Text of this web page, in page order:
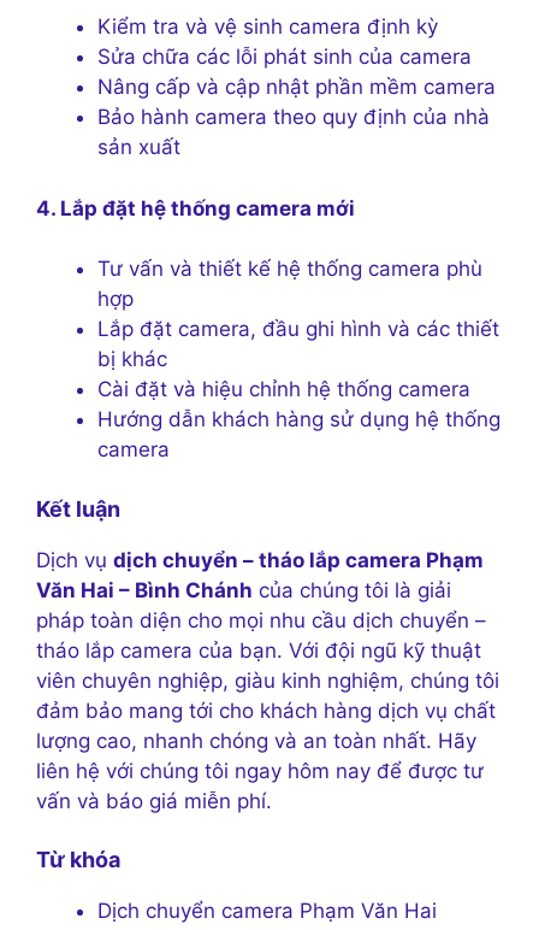
Kiểm tra và vệ sinh camera định kỳ
Sửa chữa các lỗi phát sinh của camera
Nâng cấp và cập nhật phần mềm camera
Bảo hành camera theo quy định của nhà
sản xuất
4. Lắp đặt hệ thống camera mới
Tư vấn và thiết kế hệ thống camera phù
hợp
Lắp đặt camera, đầu ghi hình và các thiết
bị khác
Cài đặt và hiệu chỉnh hệ thống camera
Hướng dẫn khách hàng sử dụng hệ thống
camera
Kết luận
Dịch vụ dịch chuyển – tháo lắp camera Phạm
Văn Hai – Bình Chánh của chúng tôi là giải
pháp toàn diện cho mọi nhu cầu dịch chuyển –
tháo lắp camera của bạn. Với đội ngũ kỹ thuật
viên chuyên nghiệp, giàu kinh nghiệm, chúng tôi
đảm bảo mang tới cho khách hàng dịch vụ chất
lượng cao, nhanh chóng và an toàn nhất. Hãy
liên hệ với chúng tôi ngay hôm nay để được tư
vấn và báo giá miễn phí.
Từ khóa
Dịch chuyển camera Phạm Văn Hai